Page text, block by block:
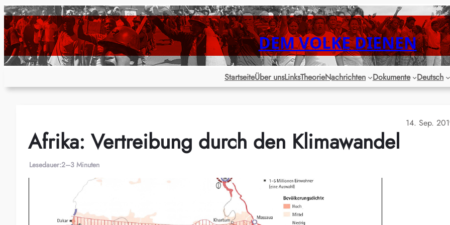
Zum
Inhalt
springen
DEM VOLKE DIENEN
StartseiteÜber unsLinksTheorieNachrichten Dokumente Deutsch
14. Sep.
Afrika: Vertreibung durch den Klimawandel
Lesedauer:2–3 Minuten